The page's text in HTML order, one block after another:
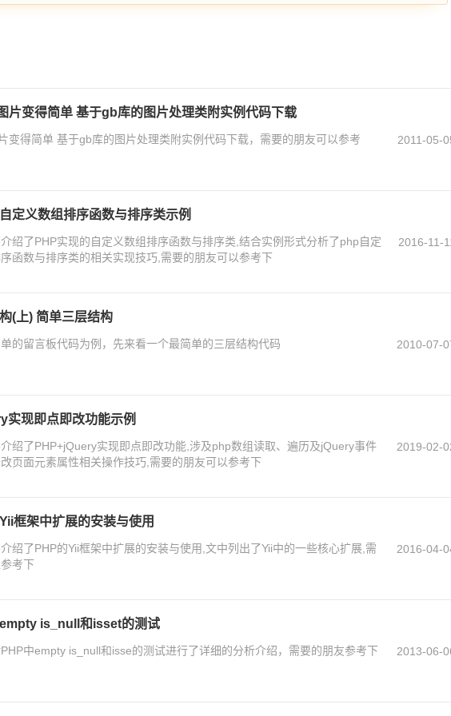
片变得简单 基于gb库的图片处理类附实例代码下载
变得简单 基于gb库的图片处理类附实例代码下载，需要的朋友可以参考
2011-05-
定义数组排序函数与排序类示例
绍了PHP实现的自定义数组排序函数与排序类,结合实例形式分析了php自定
函数与排序类的相关实现技巧,需要的朋友可以参考下
2016-11-
(上) 简单三层结构
的留言板代码为例，先来看一个最简单的三层结构代码 2010-07-
实现即点即改功能示例
绍了PHP+jQuery实现即点即改功能,涉及php数组读取、遍历及jQuery事件
页面元素属性相关操作技巧,需要的朋友可以参考下
2019-02-
框架中扩展的安装与使用
绍了PHP的Yii框架中扩展的安装与使用,文中列出了Yii中的一些核心扩展,需
考下
2016-04-
is_null和isset的测试
中empty is_null和isse的测试进行了详细的分析介绍，需要的朋友参考下 2013-06-